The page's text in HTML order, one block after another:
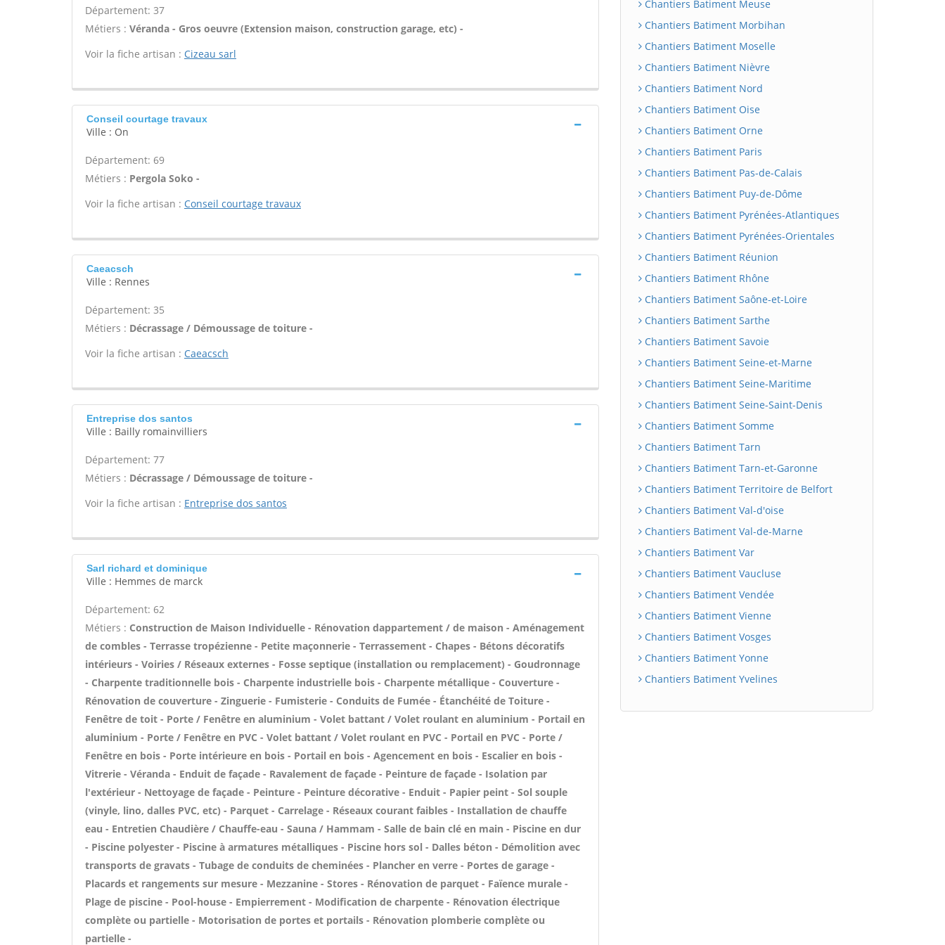
Département: 37
Métiers : Véranda - Gros oeuvre (Extension maison, construction garage, etc) -
Voir la fiche artisan : Cizeau sarl
Conseil courtage travaux
Ville : On
Département: 69
Métiers : Pergola Soko -
Voir la fiche artisan : Conseil courtage travaux
Caeacsch
Ville : Rennes
Département: 35
Métiers : Décrassage / Démoussage de toiture -
Voir la fiche artisan : Caeacsch
Entreprise dos santos
Ville : Bailly romainvilliers
Département: 77
Métiers : Décrassage / Démoussage de toiture -
Voir la fiche artisan : Entreprise dos santos
Sarl richard et dominique
Ville : Hemmes de marck
Département: 62
Métiers : Construction de Maison Individuelle - Rénovation dappartement / de maison - Aménagement
de combles - Terrasse tropézienne - Petite maçonnerie - Terrassement - Chapes - Bétons décoratifs
intérieurs - Voiries / Réseaux externes - Fosse septique (installation ou remplacement) - Goudronnage
- Charpente traditionnelle bois - Charpente industrielle bois - Charpente métallique - Couverture -
Rénovation de couverture - Zinguerie - Fumisterie - Conduits de Fumée - Étanchéité de Toiture -
Fenêtre de toit - Porte / Fenêtre en aluminium - Volet battant / Volet roulant en aluminium - Portail en
aluminium - Porte / Fenêtre en PVC - Volet battant / Volet roulant en PVC - Portail en PVC - Porte /
Fenêtre en bois - Porte intérieure en bois - Portail en bois - Agencement en bois - Escalier en bois -
Vitrerie - Véranda - Enduit de façade - Ravalement de façade - Peinture de façade - Isolation par
l'extérieur - Nettoyage de façade - Peinture - Peinture décorative - Enduit - Papier peint - Sol souple
(vinyle, lino, dalles PVC, etc) - Parquet - Carrelage - Réseaux courant faibles - Installation de chauffe
eau - Entretien Chaudière / Chauffe-eau - Sauna / Hammam - Salle de bain clé en main - Piscine en dur
- Piscine polyester - Piscine à armatures métalliques - Piscine hors sol - Dalles béton - Démolition avec
transports de gravats - Tubage de conduits de cheminées - Plancher en verre - Portes de garage -
Placards et rangements sur mesure - Mezzanine - Stores - Rénovation de parquet - Faïence murale -
Plage de piscine - Pool-house - Empierrement - Modification de charpente - Rénovation électrique
complète ou partielle - Motorisation de portes et portails - Rénovation plomberie complète ou
partielle -
Chantiers Batiment Meuse
Chantiers Batiment Morbihan
Chantiers Batiment Moselle
Chantiers Batiment Nièvre
Chantiers Batiment Nord
Chantiers Batiment Oise
Chantiers Batiment Orne
Chantiers Batiment Paris
Chantiers Batiment Pas-de-Calais
Chantiers Batiment Puy-de-Dôme
Chantiers Batiment Pyrénées-Atlantiques
Chantiers Batiment Pyrénées-Orientales
Chantiers Batiment Réunion
Chantiers Batiment Rhône
Chantiers Batiment Saône-et-Loire
Chantiers Batiment Sarthe
Chantiers Batiment Savoie
Chantiers Batiment Seine-et-Marne
Chantiers Batiment Seine-Maritime
Chantiers Batiment Seine-Saint-Denis
Chantiers Batiment Somme
Chantiers Batiment Tarn
Chantiers Batiment Tarn-et-Garonne
Chantiers Batiment Territoire de Belfort
Chantiers Batiment Val-d'oise
Chantiers Batiment Val-de-Marne
Chantiers Batiment Var
Chantiers Batiment Vaucluse
Chantiers Batiment Vendée
Chantiers Batiment Vienne
Chantiers Batiment Vosges
Chantiers Batiment Yonne
Chantiers Batiment Yvelines